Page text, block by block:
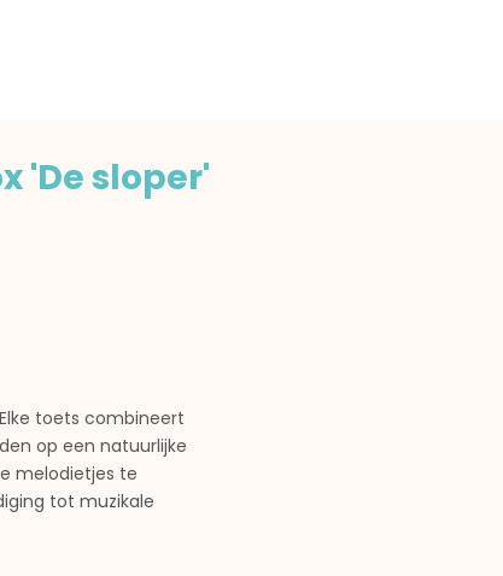
'De sloper'
toets combineert
op een natuurlijke
melodietjes te
tot muzikale